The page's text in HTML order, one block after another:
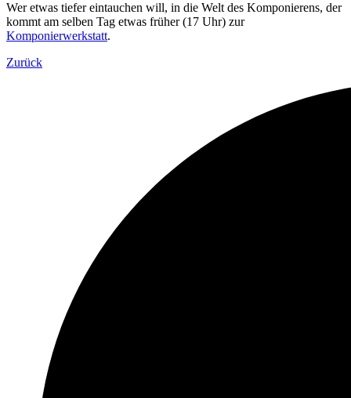
Wer etwas tiefer eintauchen will, in die Welt des Komponierens, der
kommt am selben Tag etwas früher (17 Uhr) zur
Komponierwerkstatt.
Zurück